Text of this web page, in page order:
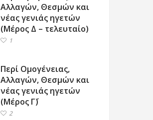
Αλλαγών, Θεσμών και
νέας γενιάς ηγετών
(Μέρος Δ – τελευταίο)
1
Περί Ομογένειας,
Αλλαγών, Θεσμών και
νέας γενιάς ηγετών
(Μέρος Γ΄)
2